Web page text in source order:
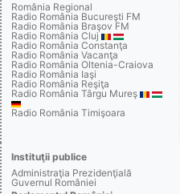
România Regional
Radio România Bucureşti FM
Radio România Braşov FM
Radio România Cluj
Radio România Constanţa
Radio România Vacanţa
Radio România Oltenia-Craiova
Radio România Iaşi
Radio România Reşiţa
Radio România Târgu Mureş
Radio România Timişoara
Instituţii publice
Administraţia Prezidenţială
Guvernul României